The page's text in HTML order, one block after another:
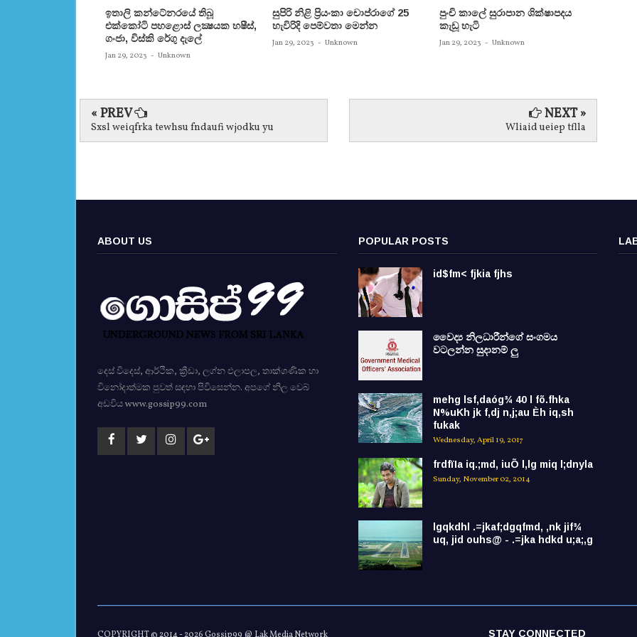
ඉතාලි කන්ටේනරයේ තිබූ
එක්‌කෝටි පහළොස්‌ ලක්‍ෂයක හෂීස්‌,
ගංජා, විස්‌කි රේගු දැලේ
Jan 29, 2023 - Unknown
සුපිරි නිළි ප්‍රියංකා චොප්රාගේ 25
හැවිරිදි පෙම්වතා මෙන්න
Jan 29, 2023 - Unknown
පුංචි කාලේ සුරාපාන ශික්ෂාපදය
කැඩූ හැටි
Jan 29, 2023 - Unknown
« PREV
Sxsl weiqfrka tewhsu fndaufi wjodku yu
NEXT »
Wliaid ueiep tflla
ABOUT US
දෙස් විදෙස්, ආර්ථික, ක්‍රීඩා, ලග්න ඵලාපල, තාක්ශණික හා
විනෝදාත්මක පුවත් සඳහා පිවිසෙන්න. අපගේ නිල වෙබ්
අඩවිය www.gossip99.com
POPULAR POSTS
id$fm< fjkia fjhs
වෛද්‍ය නිලධාරීන්ගේ සංගමය
වටලන්න සුදානම් ලු
mehg lsf,daóg¾ 40 l fõ.fhka
N%uKh jk f,dj n,j;au Èh iq,sh
fukak
Wednesday, April 19, 2017
frdfïIa iq.;md, iuÕ l,lg miq l;dnyla
Sunday, November 02, 2014
lgqkdhl .=jkaf;dgqfmd, ,nk jif¾
uq, jid ouhs@ - .=jka hdkd u;a;,g
STAY CONNECTED